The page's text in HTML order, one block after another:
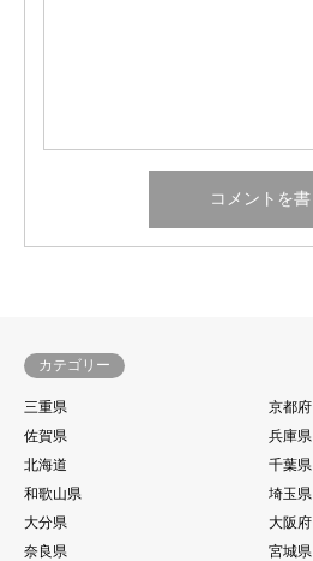
カテゴリー
三重県
京都府
佐賀県
兵庫県
北海道
千葉県
和歌山県
埼玉県
大分県
大阪府
奈良県
宮城県